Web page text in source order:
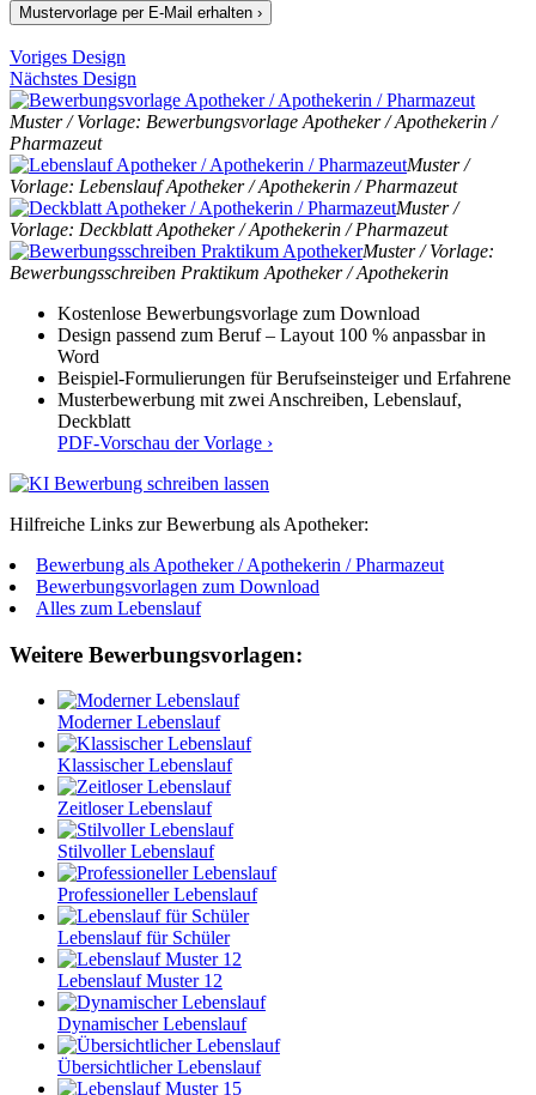
Mustervorlage per E-Mail erhalten ›
Voriges Design
Nächstes Design
Muster / Vorlage: Bewerbungsvorlage Apotheker / Apothekerin /
Pharmazeut
Muster /
Vorlage: Lebenslauf Apotheker / Apothekerin / Pharmazeut
Muster /
Vorlage: Deckblatt Apotheker / Apothekerin / Pharmazeut
Muster / Vorlage:
Bewerbungsschreiben Praktikum Apotheker / Apothekerin
Kostenlose Bewerbungsvorlage zum Download
Design passend zum Beruf – Layout 100 % anpassbar in
Word
Beispiel-Formulierungen für Berufseinsteiger und Erfahrene
Musterbewerbung mit zwei Anschreiben, Lebenslauf,
Deckblatt
PDF-Vorschau der Vorlage ›
Hilfreiche Links zur Bewerbung als Apotheker:
Bewerbung als Apotheker / Apothekerin / Pharmazeut
Bewerbungsvorlagen zum Download
Alles zum Lebenslauf
Weitere Bewerbungsvorlagen:
Moderner Lebenslauf
Klassischer Lebenslauf
Zeitloser Lebenslauf
Stilvoller Lebenslauf
Professioneller Lebenslauf
Lebenslauf für Schüler
Lebenslauf Muster 12
Dynamischer Lebenslauf
Übersichtlicher Lebenslauf